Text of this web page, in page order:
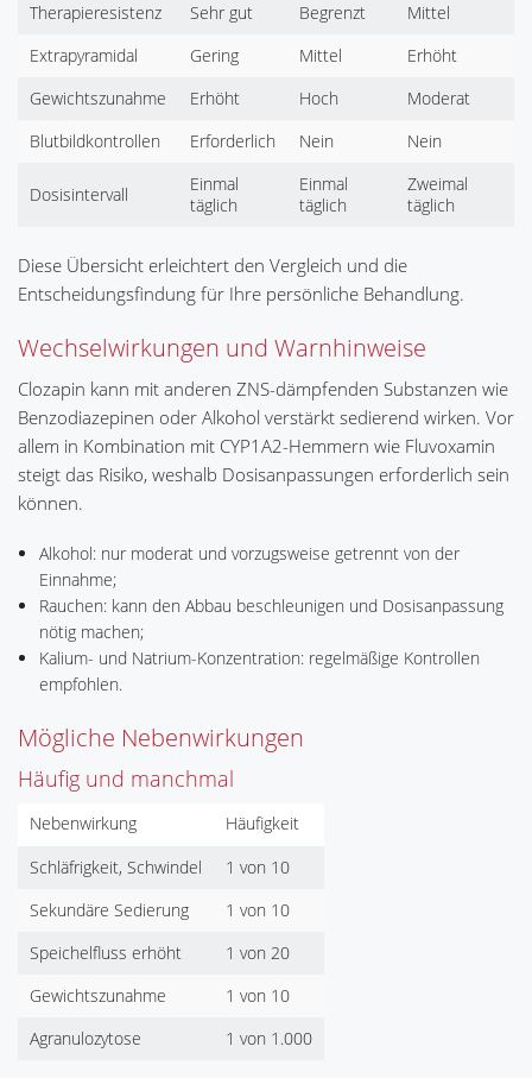
Therapieresistenz
Sehr gut Begrenzt
Mittel
Extrapyramidal
Gering Mittel
Erhöht
Gewichtszunahme
Erhöht Hoch
Moderat
Blutbildkontrollen
Erforderlich Nein Nein
Dosisintervall
Einmal
täglich
Einmal
täglich
Zweimal
täglich
Diese Übersicht erleichtert den Vergleich und die
Entscheidungsfindung für Ihre persönliche Behandlung.
Wechselwirkungen und Warnhinweise
Clozapin kann mit anderen ZNS-dämpfenden Substanzen wie
Benzodiazepinen oder Alkohol verstärkt sedierend wirken. Vor
allem in Kombination mit CYP1A2-Hemmern wie Fluvoxamin
steigt das Risiko, weshalb Dosisanpassungen erforderlich sein
können.
Alkohol: nur moderat und vorzugsweise getrennt von der
Einnahme;
Rauchen: kann den Abbau beschleunigen und Dosisanpassung
nötig machen;
Kalium- und Natrium-Konzentration: regelmäßige Kontrollen
empfohlen.
Mögliche Nebenwirkungen
Häufig und manchmal
Nebenwirkung
Häufigkeit
Schläfrigkeit, Schwindel
1 von 10
Sekundäre Sedierung
1 von 10
Speichelfluss erhöht
1 von 20
Gewichtszunahme
1 von 10
Agranulozytose
1 von 1.000